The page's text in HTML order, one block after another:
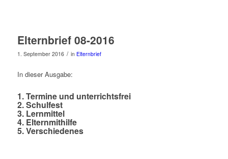
Elternbrief 08-2016
1. September 2016 / in Elternbrief
In dieser Ausgabe:
1. Termine und unterrichtsfrei
2. Schulfest
3. Lernmittel
4. Elternmithilfe
5. Verschiedenes